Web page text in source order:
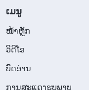
​ເມ​ນູ
​ໜ້າຫຼັກ
ວິ​ດີ​ໂອ
ບົດອ່ານ
ການສະແດງຮູບພາບ